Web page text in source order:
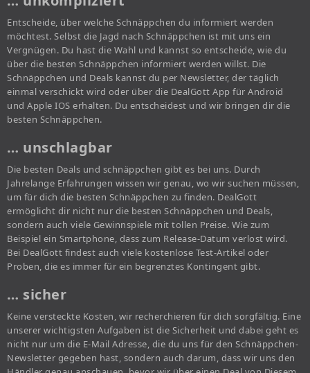
Entscheide, über welche Schnäppchen du informiert werden
möchtest. Selbst die Jagd nach Schnäppchen ist mit uns ein
Vergnügen. Du hast die Wahl und kannst so entscheide, wie du
über die besten Schnäppchen informiert werden willst. Die
Schnäppchen und Deals kannst du per Newsletter, der täglich
einmal verschickt wird oder über die DealGott App für Android
und Apple IOS erhalten. Du entscheidest und wir bringen dir die
besten Schnäppchen.
… unschlagbar
Die besten Deals und schnäppchen gibt es bei uns. Durch
Jahrelange Erfahrungen wissen wir genau, wo wir suchen müssen,
um für dich die besten Schnäppchen zu finden. DealGott
ermöglicht dir nicht nur die besten Schnäppchen und Deals,
sondern auch viele Gewinnspiele mit tollen Preise. Wie zum
Beispiel ein Smartphone, dass zum Release-Datum verlost wird.
Bei DealGott findest auch viele kostenlose Test-Artikel oder
Proben, die es immer für ein begrenztes Kontingent gibt.
… sicher
Keine versteckte Kosten, wir recherchieren für dich sorgfältig. Eine
unserer wichtigsten Aufgaben ist die Sicherheit und dabei geht es
nicht nur um die E-Mail Adresse, die du uns für den Schnäppchen-
Newsletter gegeben hast, sondern auch darum, dass wir uns den